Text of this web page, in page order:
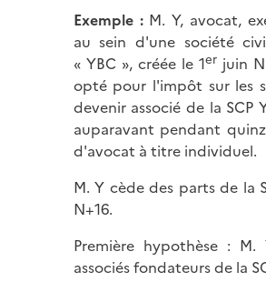
Exemple :M. Y, avocat,
au sein d'une société
« YBC », créée le 1erjuin N
opté pour l'impôt sur les
devenir associé de la SCP
auparavant pendant
d'avocat à titre individuel.
M. Y cède des parts de la
N+16.
Première hypothèse :
associés fondateurs de la